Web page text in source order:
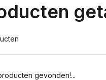
gevonden!...